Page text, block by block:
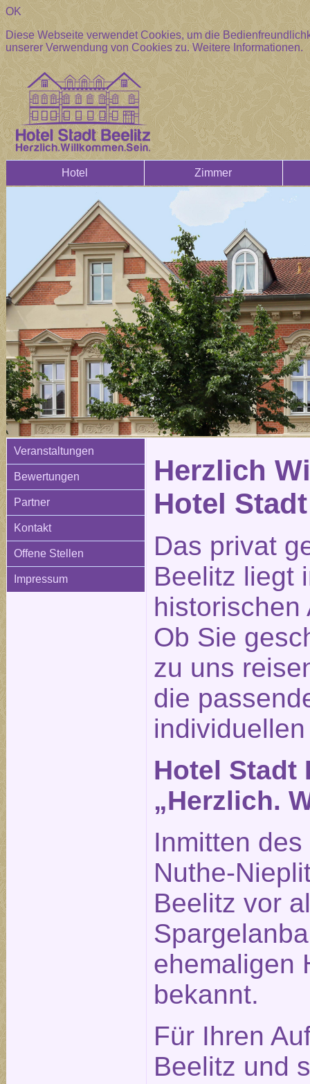
OK
Diese Webseite verwendet Cookies, um die
unserer Verwendung von Cookies zu.Weitere Informationen.
Hotel Zimmer
Veranstaltungen
Bewertungen
Partner
Kontakt
Offene Stellen
Impressum
Herzlich
Hotel
Das privat
Beelitz liegt
historischen
Ob Sie
zu uns
die
Hotel Stadt
„Herzlich.
Inmitten
Nuthe-
Beelitz vor
ehemaligen
bekannt.
Für Ihren
Beelitz und